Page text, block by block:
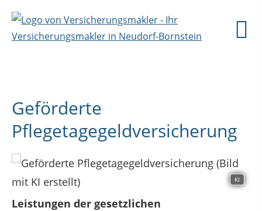
Geförderte
Pflegetagegeldversicherung
KI
Leistungen der gesetzlichen